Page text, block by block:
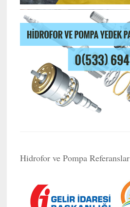
Hidrofor ve Pompa Referanslar